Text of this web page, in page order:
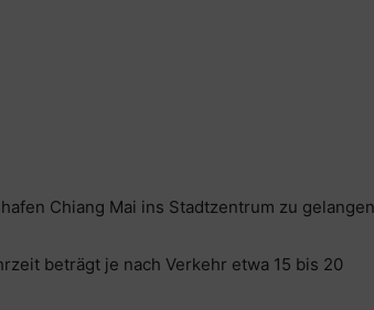
Chiang Mai ins Stadtzentrum zu
beträgt je nach Verkehr etwa 15 bis 20